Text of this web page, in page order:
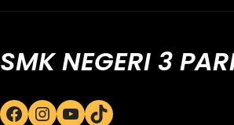
SMK NEGERI 3
Facebook Instagram YouTube TikTok